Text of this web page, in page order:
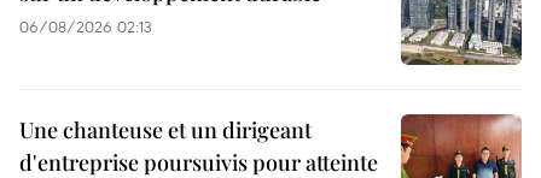
06/08/2026 02:13
Une chanteuse et un dirigeant
d'entreprise poursuivis pour atteinte